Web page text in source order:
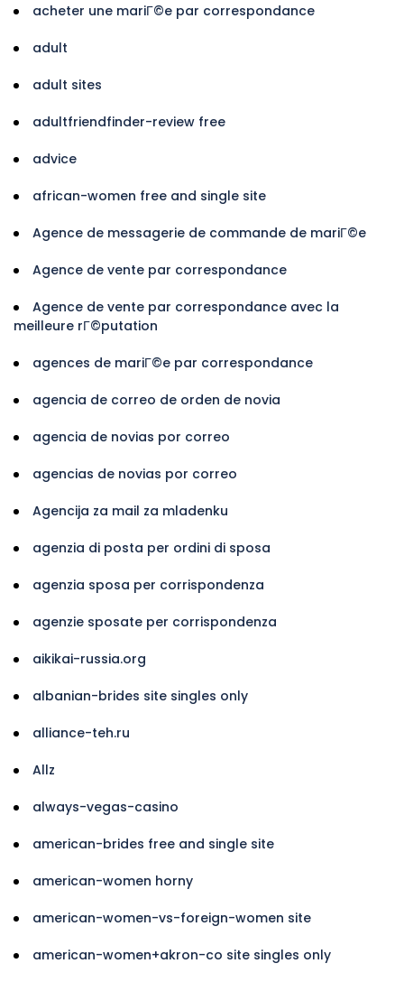
acheter une mariГ©e par correspondance
adult
adult sites
adultfriendfinder-review free
advice
african-women free and single site
Agence de messagerie de commande de mariГ©e
Agence de vente par correspondance
Agence de vente par correspondance avec la
meilleure rГ©putation
agences de mariГ©e par correspondance
agencia de correo de orden de novia
agencia de novias por correo
agencias de novias por correo
Agencija za mail za mladenku
agenzia di posta per ordini di sposa
agenzia sposa per corrispondenza
agenzie sposate per corrispondenza
aikikai-russia.org
albanian-brides site singles only
alliance-teh.ru
Allz
always-vegas-casino
american-brides free and single site
american-women horny
american-women-vs-foreign-women site
american-women+akron-co site singles only